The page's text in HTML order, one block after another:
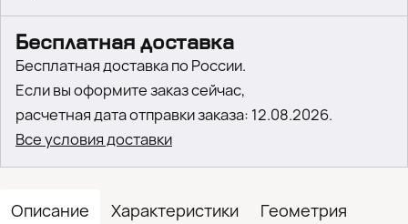
Описание Характеристики Геометрия
Бесплатная доставка
Бесплатная доставка по России.
Если вы оформите заказ сейчас,
расчетная дата отправки заказа: 12.08.2026.
Все условия доставки